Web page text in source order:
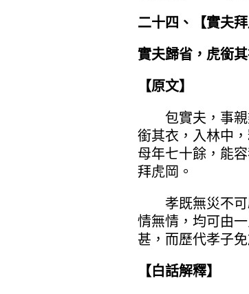
二十四、【實夫
實夫歸省，虎銜
【原文】
包實夫，事親
銜其衣，入林中
母年七十餘，能
拜虎岡。
孝既無災不可
情無情，均可由
甚，而歷代孝子
【白話解釋】